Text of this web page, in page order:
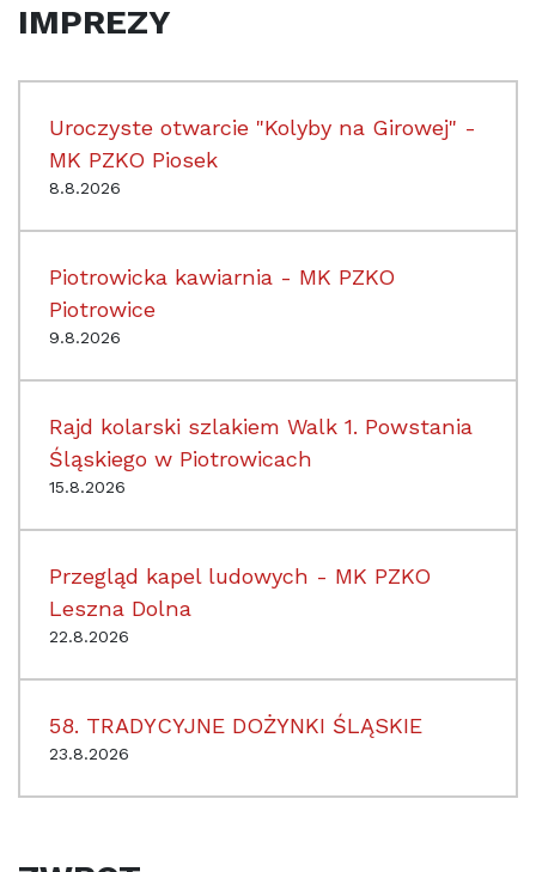
IMPREZY
Uroczyste otwarcie "Kolyby na Girowej" -
MK PZKO Piosek
8.8.2026
Piotrowicka kawiarnia - MK PZKO
Piotrowice
9.8.2026
Rajd kolarski szlakiem Walk 1. Powstania
Śląskiego w Piotrowicach
15.8.2026
Przegląd kapel ludowych - MK PZKO
Leszna Dolna
22.8.2026
58. TRADYCYJNE DOŻYNKI ŚLĄSKIE
23.8.2026